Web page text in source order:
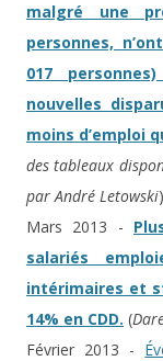
malgré une
personnes,
017
nouvelles
moins d’emploi
des tableaux
par André Letowski)
Mars 2013 -
salariés
intérimaires et
14% en CDD. (
Février 2013 -